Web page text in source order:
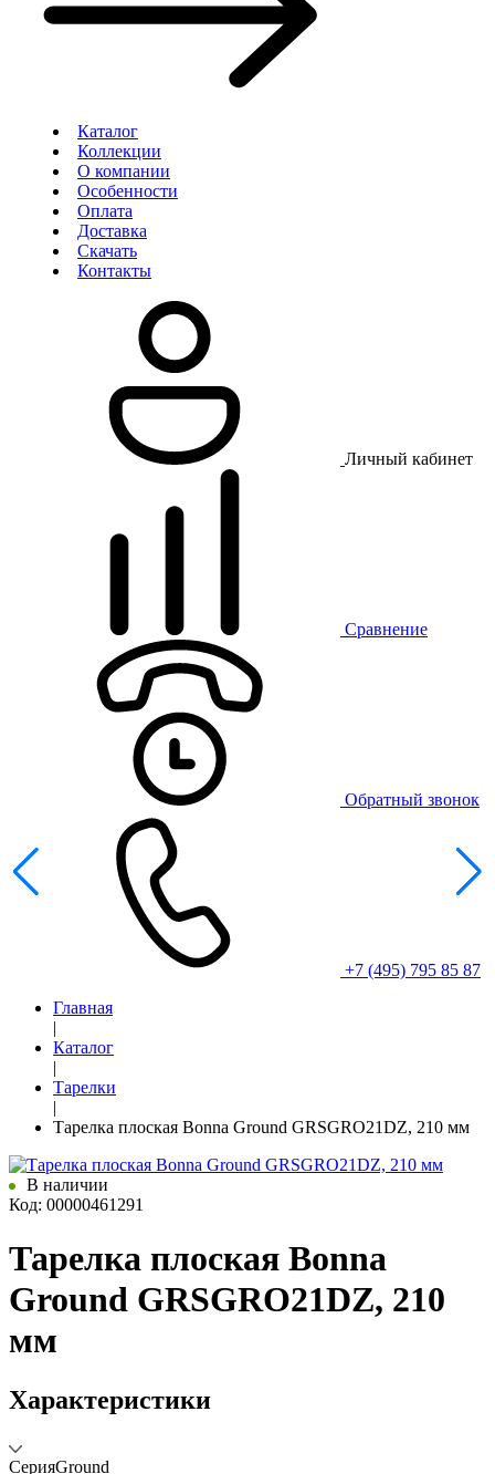
Каталог
Коллекции
О компании
Особенности
Оплата
Доставка
Скачать
Контакты
Личный кабинет
Сравнение
Обратный звонок
+7 (495) 795 85 87
Главная
|
Каталог
|
Тарелки
|
Тарелка плоская Bonna Ground GRSGRO21DZ, 210 мм
В наличии
Код: 00000461291
Тарелка плоская Bonna
Ground GRSGRO21DZ, 210
мм
Характеристики
СерияGround